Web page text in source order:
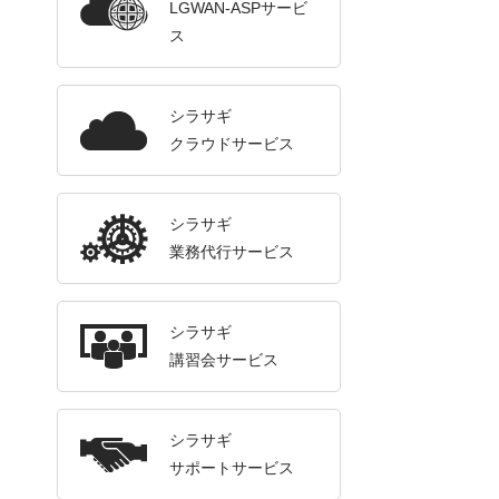
LGWAN-ASPサービ
ス
シラサギ
クラウドサービス
シラサギ
業務代行サービス
シラサギ
講習会サービス
シラサギ
サポートサービス